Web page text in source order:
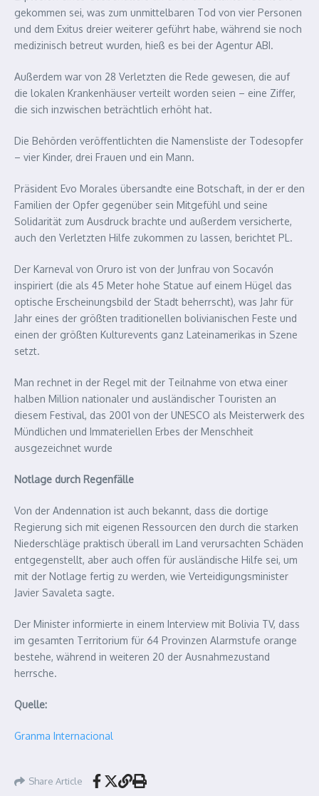
gekommen sei, was zum unmittelbaren Tod von vier Personen
und dem Exitus dreier weiterer geführt habe, während sie noch
medizinisch betreut wurden, hieß es bei der Agentur ABI.
Außerdem war von 28 Verletzten die Rede gewesen, die auf
die lokalen Krankenhäuser verteilt worden seien – eine Ziffer,
die sich inzwischen beträchtlich erhöht hat.
Die Behörden veröffentlichten die Namensliste der Todesopfer
– vier Kinder, drei Frauen und ein Mann.
Präsident Evo Morales übersandte eine Botschaft, in der er den
Familien der Opfer gegenüber sein Mitgefühl und seine
Solidarität zum Ausdruck brachte und außerdem versicherte,
auch den Verletzten Hilfe zukommen zu lassen, berichtet PL.
Der Karneval von Oruro ist von der Junfrau von Socavón
inspiriert (die als 45 Meter hohe Statue auf einem Hügel das
optische Erscheinungsbild der Stadt beherrscht), was Jahr für
Jahr eines der größten traditionellen bolivianischen Feste und
einen der größten Kulturevents ganz Lateinamerikas in Szene
setzt.
Man rechnet in der Regel mit der Teilnahme von etwa einer
halben Million nationaler und ausländischer Touristen an
diesem Festival, das 2001 von der UNESCO als Meisterwerk des
Mündlichen und Immateriellen Erbes der Menschheit
ausgezeichnet wurde
Notlage durch Regenfälle
Von der Andennation ist auch bekannt, dass die dortige
Regierung sich mit eigenen Ressourcen den durch die starken
Niederschläge praktisch überall im Land verursachten Schäden
entgegenstellt, aber auch offen für ausländische Hilfe sei, um
mit der Notlage fertig zu werden, wie Verteidigungsminister
Javier Savaleta sagte.
Der Minister informierte in einem Interview mit Bolivia TV, dass
im gesamten Territorium für 64 Provinzen Alarmstufe orange
bestehe, während in weiteren 20 der Ausnahmezustand
herrsche.
Quelle:
Granma Internacional
Share Article